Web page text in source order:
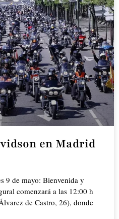
en Madrid
9 de mayo: Bienvenida y
comenzará a las 12:00 h
de Castro, 26), donde